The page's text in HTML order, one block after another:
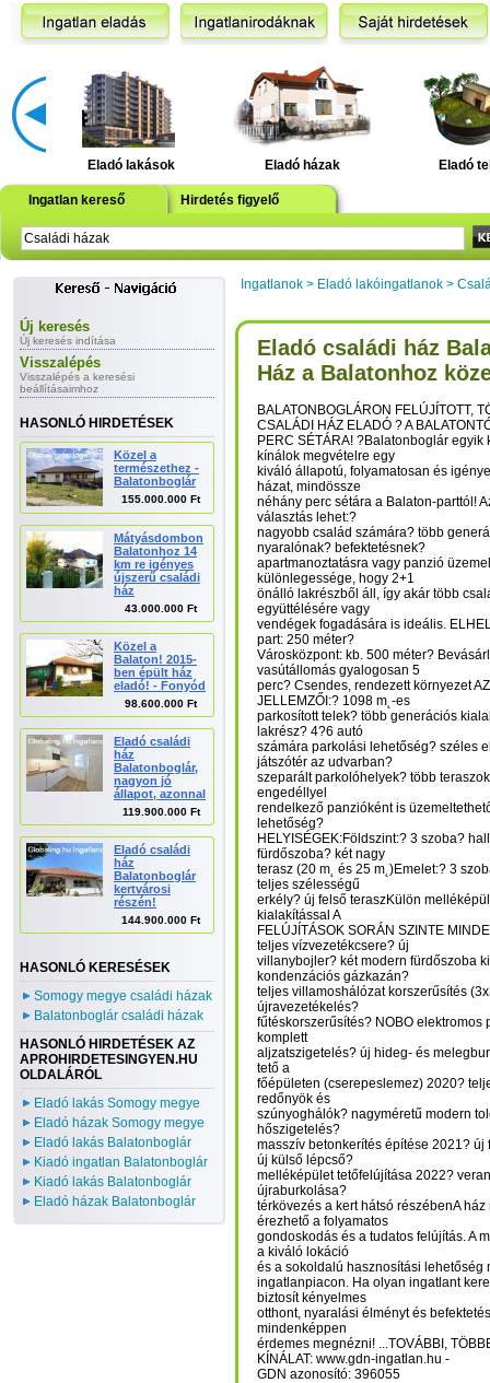
Eladó lakások Eladó házak Eladó
Ingatlan kereső Hirdetés figyelő
Új keresés
Új keresés indítása
Visszalépés
Visszalépés a keresési
beállításaimhoz
HASONLÓ HIRDETÉSEK
Közel a
természethez -
Balatonboglár
155.000.000 Ft
Mátyásdombon
Balatonhoz 14
km re igényes
újszerű családi
ház
43.000.000 Ft
Közel a
Balaton! 2015-
ben épült ház
eladó! - Fonyód
98.600.000 Ft
Eladó családi
ház
Balatonboglár,
nagyon jó
állapot, azonnal
119.900.000 Ft
Eladó családi
ház
Balatonboglár
kertvárosi
részén!
144.900.000 Ft
HASONLÓ KERESÉSEK
Somogy megye családi házak
Balatonboglár családi házak
HASONLÓ HIRDETÉSEK AZ
APROHIRDETESINGYEN.HU
OLDALÁRÓL
Eladó lakás Somogy megye
Eladó házak Somogy megye
Eladó lakás Balatonboglár
Kiadó ingatlan Balatonboglár
Kiadó lakás Balatonboglár
Eladó házak Balatonboglár
Ingatlanok > Eladó lakóingatlanok >
Eladó családi ház
Ház a Balatonhoz
BALATONBOGLÁRON FELÚJÍTOTT,
CSALÁDI HÁZ ELADÓ ? A
PERC SÉTÁRA! ?Balatonboglár egyik
kínálok megvételre egy
kiváló állapotú, folyamatosan és
házat, mindössze
néhány perc sétára a Balaton-parttól!
választás lehet:?
nagyobb család számára? több
nyaralónak? befektetésnek?
apartmanoztatásra vagy panzió
különlegessége, hogy 2+1
önálló lakrészből áll, így akár több
együttélésére vagy
vendégek fogadására is ideális.
part: 250 méter?
Városközpont: kb. 500 méter?
vasútállomás gyalogosan 5
perc? Csendes, rendezett környezet
JELLEMZŐI:? 1098 m˛-es
parkosított telek? több generációs
lakrész? 4?6 autó
számára parkolási lehetőség? széles
játszótér az udvarban?
szeparált parkolóhelyek? több
engedéllyel
rendelkező panzióként is
lehetőség?
HELYISÉGEK:Földszint:? 3 szoba?
fürdőszoba? két nagy
terasz (20 m˛ és 25 m˛)Emelet:? 3
teljes szélességű
erkély? új felső teraszKülön
kialakítással A
FELÚJÍTÁSOK SORÁN SZINTE
teljes vízvezetékcsere? új
villanybojler? két modern fürdőszoba
kondenzációs gázkazán?
teljes villamoshálózat korszerűsítés
újravezetékelés?
fűtéskorszerűsítés? NOBO elektromos
komplett
aljzatszigetelés? új hideg- és
tető a
főépületen (cserepeslemez) 2020?
redőnyök és
szúnyoghálók? nagyméretű modern
hőszigetelés?
masszív betonkerítés építése 2021? új
új külső lépcső?
melléképület tetőfelújítása 2022?
újraburkolása?
térkövezés a kert hátsó részébenA
érezhető a folyamatos
gondoskodás és a tudatos felújítás. A
a kiváló lokáció
és a sokoldalú hasznosítási lehetőség
ingatlanpiacon. Ha olyan ingatlant
biztosít kényelmes
otthont, nyaralási élményt és
mindenképpen
érdemes megnézni! ...TOVÁBBI,
KÍNÁLAT: www.gdn-ingatlan.hu -
GDN azonosító: 396055